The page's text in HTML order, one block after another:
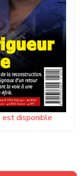
disponible